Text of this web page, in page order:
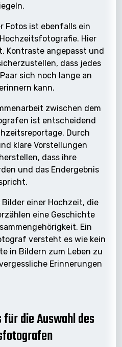
Fotos ist ebenfalls ein
Hier
Kontraste angepasst und
dass jedes
sich noch lange an
kann.
zwischen dem
ist entscheidend
Durch
klare Vorstellungen
dass ihre
und das Endergebnis
einer Hochzeit, die
eine Geschichte
Ein
versteht es wie kein
in Bildern zum Leben zu
Erinnerungen
die Auswahl des